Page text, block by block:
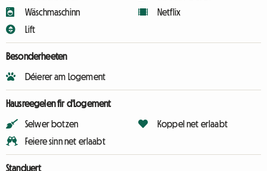
Wäschmaschinn
Lift
Netflix
Besonderheeten
Déierer am Logement
Hausreegelen fir d'Logement
Selwer botzen
Feiere sinn net erlaabt
Koppel net erlaabt
Standuert